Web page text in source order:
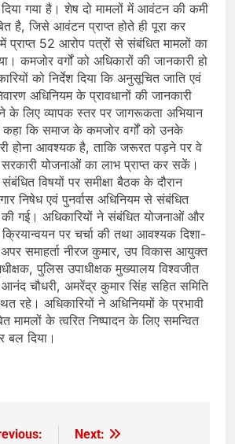
गया है। शेष दो मामलों में आवंटन की कमी
है, जिसे आवंटन प्राप्त होते ही पूरा कर
प्राप्त 52 आरोप पत्रों से संबंधित मामलों का
कमजोर वर्गों को अधिकारों की जानकारी हो
को निर्देश दिया कि अनुसूचित जाति एवं
अधिनियम के प्रावधानों की जानकारी
के लिए व्यापक स्तर पर जागरूकता अभियान
कहा कि समाज के कमजोर वर्गों को उनके
होना आवश्यक है, ताकि जरूरत पड़ने पर वे
योजनाओं का लाभ प्राप्त कर सकें।
विषयों पर समीक्षा बैठक के दौरान
निषेध एवं पुनर्वास अधिनियम से संबंधित
की गई। अधिकारियों ने संबंधित योजनाओं और
क्रियान्वयन पर चर्चा की तथा आवश्यक दिशा-
समाहर्ता नीरज कुमार, उप विकास आयुक्त
पुलिस उपाधीक्षक मुख्यालय विश्वजीत
चौधरी, अमरेंद्र कुमार सिंह सहित समिति
रहे। अधिकारियों ने अधिनियमों के प्रभावी
मामलों के त्वरित निष्पादन के लिए समन्वित
बल दिया।
Next: